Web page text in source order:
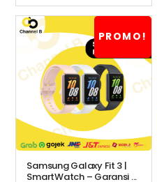
harga:
Rp11.199.000
hingga
PROMO!
Samsung Galaxy Fit 3 |
SmartWatch – Garansi ...